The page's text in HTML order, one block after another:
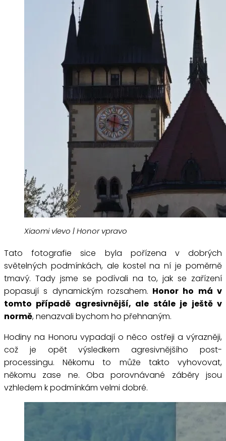
Xiaomi vlevo | Honor vpravo
Tato fotografie sice byla pořízena v dobrých
světelných podmínkách, ale kostel na ní je poměrně
tmavý. Tady jsme se podívali na to, jak se zařízení
popasují s dynamickým rozsahem. Honor ho má v
tomto případě agresivnější, ale stále je ještě v
normě, nenazvali bychom ho přehnaným.
Hodiny na Honoru vypadají o něco ostřeji a výrazněji,
což je opět výsledkem agresivnějšího post-
processingu. Někomu to může takto vyhovovat,
někomu zase ne. Oba porovnávané záběry jsou
vzhledem k podmínkám velmi dobré.